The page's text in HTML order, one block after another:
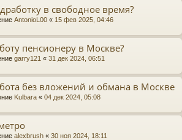
в свободное время?
AntonioL00 « 15 фев 2025, 04:46
пенсионеру в Москве?
garry121 « 31 дек 2024, 06:51
без вложений и обмана в Москве
Kulbara « 04 дек 2024, 05:08
alexbrush « 30 ноя 2024, 18:11